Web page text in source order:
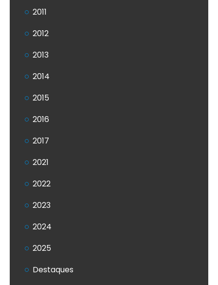
2011
2012
2013
2014
2015
2016
2017
2021
2022
2023
2024
2025
Destaques